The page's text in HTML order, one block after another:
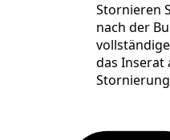
Stornieren
nach der
das Inserat